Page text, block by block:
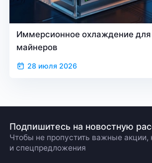
Иммерсионное охлаждение для
майнеров
28 июля 2026
Подпишитесь на новостную
Чтобы не пропустить важные акции,
и спецпредложения